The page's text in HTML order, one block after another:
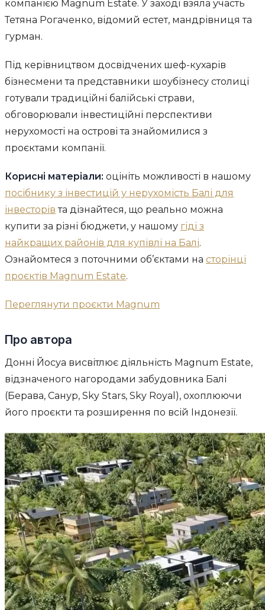
компанією Magnum Estate. У заході взяла участь
Тетяна Рогаченко, відомий естет, мандрівниця та
гурман.
Під керівництвом досвідчених шеф-кухарів
бізнесмени та представники шоубізнесу столиці
готували традиційні балійські страви,
обговорювали інвестиційні перспективи
нерухомості на острові та знайомилися з
проєктами компанії.
Корисні матеріали: оцініть можливості в нашому
посібнику з інвестицій у нерухомість Балі для
інвесторів та дізнайтеся, що реально можна
купити за різні бюджети, у нашому гіді з
найкращих районів для купівлі на Балі.
Ознайомтеся з поточними об’єктами на сторінці
проєктів Magnum Estate.
Переглянути проєкти Magnum
Про автора
Донні Йосуа висвітлює діяльність Magnum Estate,
відзначеного нагородами забудовника Балі
(Берава, Санур, Sky Stars, Sky Royal), охоплюючи
його проєкти та розширення по всій Індонезії.